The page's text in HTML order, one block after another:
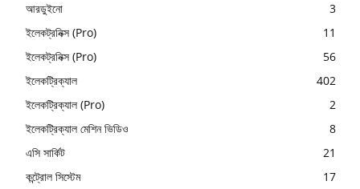
আরডুইনো
3
ইলেকট্রনিক্স (Pro)
11
ইলেকট্রনিক্স (Pro)
56
ইলেকট্রিক্যাল
402
ইলেকট্রিক্যাল (Pro)
2
ইলেকট্রিক্যাল মেশিন ভিডিও
8
এসি সার্কিট
21
কন্ট্রোল সিস্টেম
17